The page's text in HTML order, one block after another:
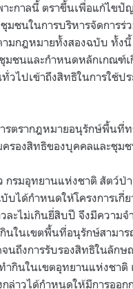
กาลนี้ ตราขึ้นเพื่อแก้ไขปั
นในการบริหารจัดการร่ว
มกฎหมายทั้งสองฉบับ ทั้งนี้
มชนและกำหนดหลักเกณ
วไปเข้าถึงสิทธิในการใช้ป
รตรากฎหมายอนุรักษ์พื้นที่
ครองสิทธิของบุคคลและชุม
กรมอุทยานแห่งชาติ สัตว์ป่
บได้กำหนดให้โครงการเกี่
ละไม่เกินยี่สิบปี จึงมีความ
ในเขตพื้นที่อนุรักษ์สามาร
นถึงการรับรองสิทธิในลัก
กินในเขตอุทยานแห่งชาติ
ล่าวได้กำหนดให้มีการออ